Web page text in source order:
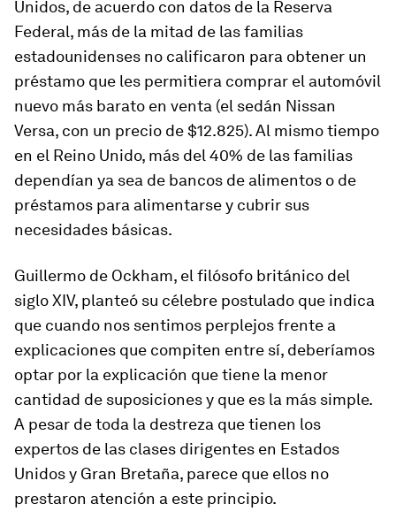
Unidos, de acuerdo con datos de la Reserva
Federal, más de la mitad de las familias
estadounidenses no calificaron para obtener un
préstamo que les permitiera comprar el automóvil
nuevo más barato en venta (el sedán Nissan
Versa, con un precio de $12.825). Al mismo tiempo
en el Reino Unido, más del 40% de las familias
dependían ya sea de bancos de alimentos o de
préstamos para alimentarse y cubrir sus
necesidades básicas.
Guillermo de Ockham, el filósofo británico del
siglo XIV, planteó su célebre postulado que indica
que cuando nos sentimos perplejos frente a
explicaciones que compiten entre sí, deberíamos
optar por la explicación que tiene la menor
cantidad de suposiciones y que es la más simple.
A pesar de toda la destreza que tienen los
expertos de las clases dirigentes en Estados
Unidos y Gran Bretaña, parece que ellos no
prestaron atención a este principio.